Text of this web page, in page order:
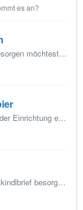
es an?
Die Lieferzeit für das Geschenk, das du besorgen möchtest, dauert länger als die angegebene Frist, und du schaffst es daher nicht, das Geschenk rechtzeitig ...
Das Verpacken der Geschenke wird von jeder Einrichtung etwas unterschiedlich gehandhabt. Einige Einrichtungen verpacken die Geschenke erst vor Ort, um die Z...
Wenn du das Geschenk aus deinem Christkindlbrief besorgt hast, geht es an den letzten Schritt – das Paket muss schließlich an die richtige Adresse gelangen...